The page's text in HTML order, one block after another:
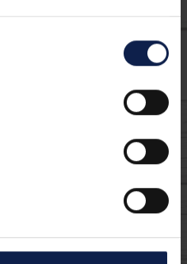
zunächst ins Eiweiß
Salz. Und wenn du es
Zucker statt Salz
sich